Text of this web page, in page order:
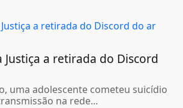
Justiça a retirada do Discord
uma adolescente cometeu suicídio
na rede...